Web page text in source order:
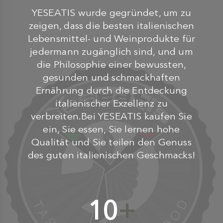
YESEATIS wurde gegründet, um zu
zeigen, dass die besten italienischen
Lebensmittel- und Weinprodukte für
jedermann zugänglich sind, und um
die Philosophie einer bewussten,
gesunden und schmackhaften
Ernährung durch die Entdeckung
italienischer Exzellenz zu
verbreiten.Bei YESEATIS kaufen Sie
ein, Sie essen, Sie lernen hohe
Qualität und Sie teilen den Genuss
des guten italienischen Geschmacks!
10+